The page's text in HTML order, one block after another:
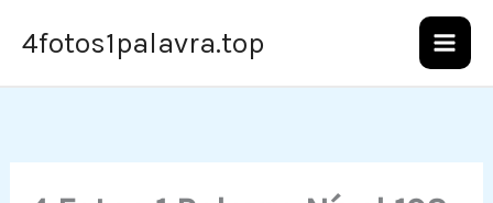
para4fotos1palavra.top